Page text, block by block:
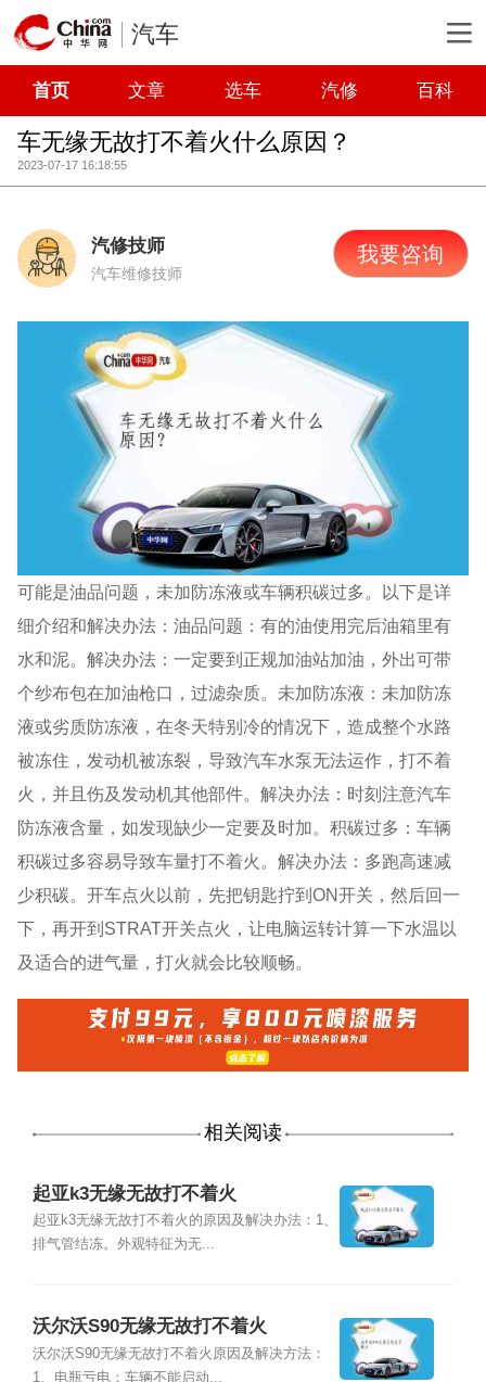
汽车
首页 文章 选车 汽修 百科
车无缘无故打不着火什么原因？
2023-07-17 16:18:55
汽修技师
汽车维修技师
我要咨询
可能是油品问题，未加防冻液或车辆积碳过多。以下是详
细介绍和解决办法：油品问题：有的油使用完后油箱里有
水和泥。解决办法：一定要到正规加油站加油，外出可带
个纱布包在加油枪口，过滤杂质。未加防冻液：未加防冻
液或劣质防冻液，在冬天特别冷的情况下，造成整个水路
被冻住，发动机被冻裂，导致汽车水泵无法运作，打不着
火，并且伤及发动机其他部件。解决办法：时刻注意汽车
防冻液含量，如发现缺少一定要及时加。积碳过多：车辆
积碳过多容易导致车量打不着火。解决办法：多跑高速减
少积碳。开车点火以前，先把钥匙拧到ON开关，然后回一
下，再开到STRAT开关点火，让电脑运转计算一下水温以
及适合的进气量，打火就会比较顺畅。
相关阅读
起亚k3无缘无故打不着火
起亚k3无缘无故打不着火的原因及解决办法：1、
排气管结冻。外观特征为无...
沃尔沃S90无缘无故打不着火
沃尔沃S90无缘无故打不着火原因及解决方法：
1、电瓶亏电：车辆不能启动...